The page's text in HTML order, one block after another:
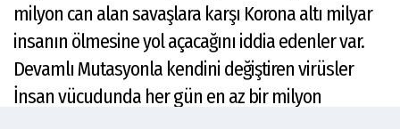
milyon can alan savaşlara karşı Korona altı milyar
insanın ölmesine yol açacağını iddia edenler var.
Devamlı Mutasyonla kendini değiştiren virüsler
İnsan vücudunda her gün en az bir milyon